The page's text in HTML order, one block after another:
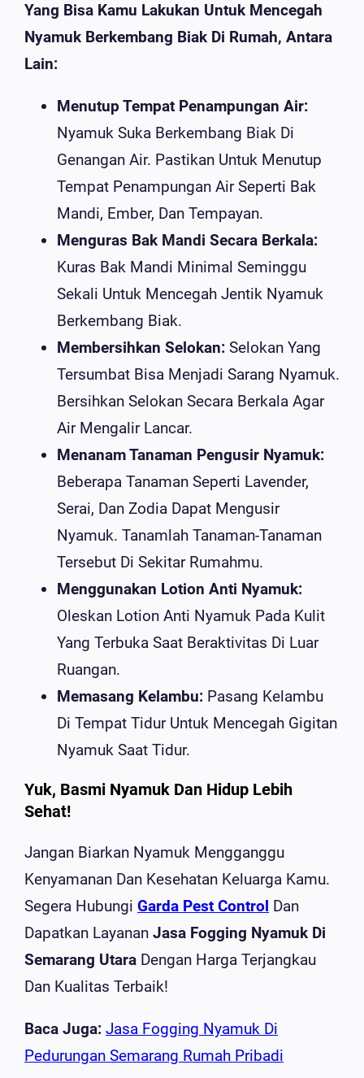
Yang Bisa Kamu Lakukan Untuk Mencegah
Nyamuk Berkembang Biak Di Rumah, Antara
Lain:
Menutup Tempat Penampungan Air:
Nyamuk Suka Berkembang Biak Di
Genangan Air. Pastikan Untuk Menutup
Tempat Penampungan Air Seperti Bak
Mandi, Ember, Dan Tempayan.
Menguras Bak Mandi Secara Berkala:
Kuras Bak Mandi Minimal Seminggu
Sekali Untuk Mencegah Jentik Nyamuk
Berkembang Biak.
Membersihkan Selokan: Selokan Yang
Tersumbat Bisa Menjadi Sarang Nyamuk.
Bersihkan Selokan Secara Berkala Agar
Air Mengalir Lancar.
Menanam Tanaman Pengusir Nyamuk:
Beberapa Tanaman Seperti Lavender,
Serai, Dan Zodia Dapat Mengusir
Nyamuk. Tanamlah Tanaman-Tanaman
Tersebut Di Sekitar Rumahmu.
Menggunakan Lotion Anti Nyamuk:
Oleskan Lotion Anti Nyamuk Pada Kulit
Yang Terbuka Saat Beraktivitas Di Luar
Ruangan.
Memasang Kelambu: Pasang Kelambu
Di Tempat Tidur Untuk Mencegah Gigitan
Nyamuk Saat Tidur.
Yuk, Basmi Nyamuk Dan Hidup Lebih
Sehat!
Jangan Biarkan Nyamuk Mengganggu
Kenyamanan Dan Kesehatan Keluarga Kamu.
Segera Hubungi Garda Pest Control Dan
Dapatkan Layanan Jasa Fogging Nyamuk Di
Semarang Utara Dengan Harga Terjangkau
Dan Kualitas Terbaik!
Baca Juga: Jasa Fogging Nyamuk Di
Pedurungan Semarang Rumah Pribadi